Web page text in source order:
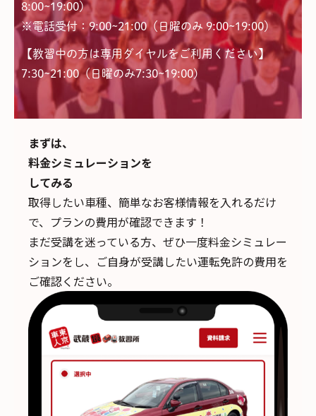
8:00~19:00）
※電話受付：9:00~21:00（日曜のみ 9:00~19:00）
【教習中の方は専用ダイヤルをご利用ください】
7:30~21:00（日曜のみ7:30~19:00)
まずは、
料金シミュレーションを
してみる
取得したい車種、簡単なお客様情報を入れるだけ
で、 プランの費用が確認できます！
まだ受講を迷っている方、ぜひ一度料金シミュレー
ションをし、ご自身が受講したい運転免許の費用を
ご確認ください。